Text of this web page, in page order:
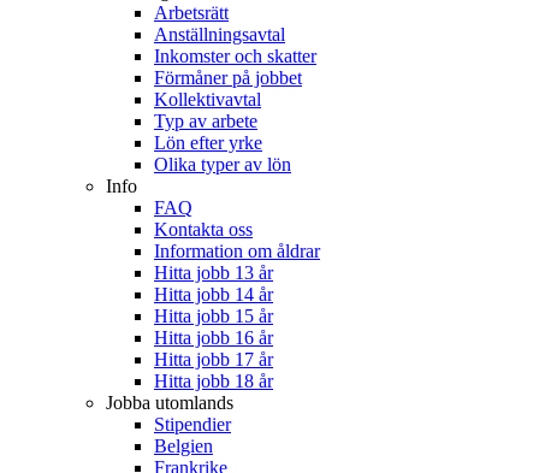
Arbetsrätt
Anställningsavtal
Inkomster och skatter
Förmåner på jobbet
Kollektivavtal
Typ av arbete
Lön efter yrke
Olika typer av lön
Info
FAQ
Kontakta oss
Information om åldrar
Hitta jobb 13 år
Hitta jobb 14 år
Hitta jobb 15 år
Hitta jobb 16 år
Hitta jobb 17 år
Hitta jobb 18 år
Jobba utomlands
Stipendier
Belgien
Frankrike